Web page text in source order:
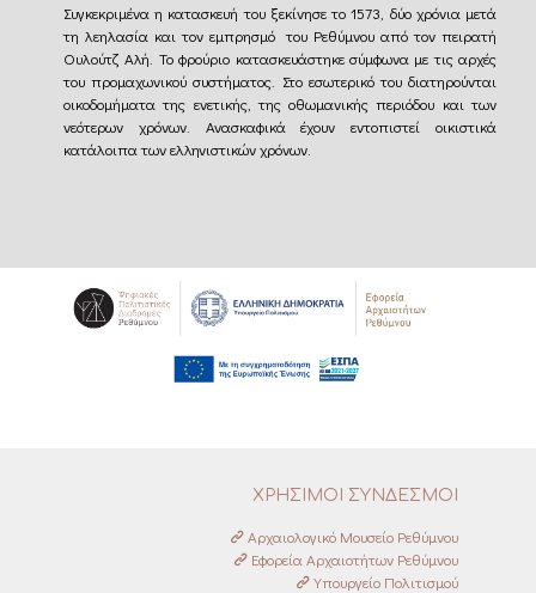
Συγκεκριμένα η κατασκευή του ξεκίνησε το 1573, δύο χρόνια μετά
τη λεηλασία και τον εμπρησμό του Ρεθύμνου από τον πειρατή
Ουλούτζ Αλή. Το φρούριο κατασκευάστηκε σύμφωνα με τις αρχές
του προμαχωνικού συστήματος. Στο εσωτερικό του διατηρούνται
οικοδομήματα της ενετικής, της οθωμανικής περιόδου και των
νεότερων χρόνων. Ανασκαφικά έχουν εντοπιστεί οικιστικά
κατάλοιπα των ελληνιστικών χρόνων.
ΧΡΗΣΙΜΟΙ ΣΥΝΔΕΣΜΟΙ
Αρχαιολογικό Μουσείο Ρεθύμνου
Εφορεία Αρχαιοτήτων Ρεθύμνου
Υπουργείο Πολιτισμού